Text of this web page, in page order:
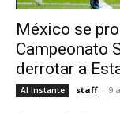
México se
Campeonato
derrotar a
Al Instante staff - 9